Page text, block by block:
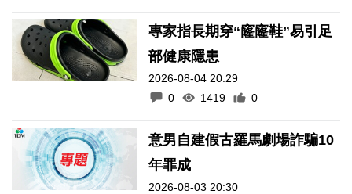
專家指長期穿“窿窿鞋”易引足
部健康隱患
2026-08-04 20:29
0
1419 0
意男自建假古羅馬劇場詐騙10
年罪成
2026-08-03 20:30